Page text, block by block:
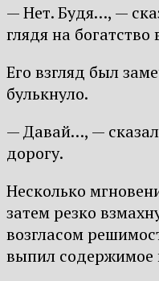
— Нет. Будя…, —
глядя на богатство
Его взгляд был
булькнуло.
— Давай…, —
дорогу.
Несколько
затем резко
возгласом
выпил содержимое